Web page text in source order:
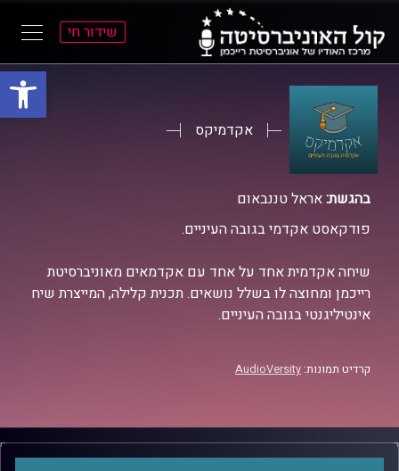
פתח
שידור חי
אקדמיקס
בהגשת:אראל טננבאום
פודקאסט אקדמי בגובה העיניים.
שיחה אקדמית אחד על אחד עם אקדמאים מאוניברסיטת
רייכמן ומחוצה לו בשלל נושאים. תכנית קלילה, המייצרת שיח
אינטיליגנטי בגובה העיניים.
קרדיט תמונות: AudioVersity